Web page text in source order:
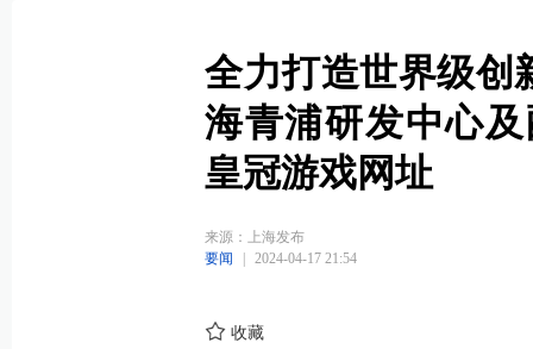
全力打造世界级创
海青浦研发中心
皇冠游戏网址
来源：上海发布
要闻
2024-04-17 21:54
收藏